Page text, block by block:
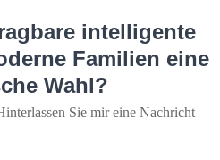
intelligente
Familien eine
Wahl?
Sie mir eine Nachricht